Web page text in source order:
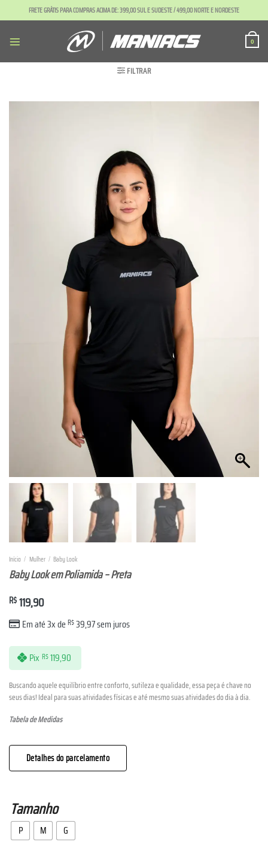
FRETE GRÁTIS PARA COMPRAS ACIMA DE: 399,00 SUL E SUDESTE / 499,00 NORTE E NORDESTE
0
FILTRAR
Início / Mulher / Baby Look
Baby Look em Poliamida – Preta
R$119,90
Em até 3x de R$39,97sem juros
Pix R$119,90
Buscando aquele equilíbrio entre conforto, sutileza e qualidade, essa peça é chave no
seus dias! Ideal para suas atividades físicas e até mesmo suas atividades do dia à dia.
Tabela de Medidas
Detalhes do parcelamento
Tamanho
P M G